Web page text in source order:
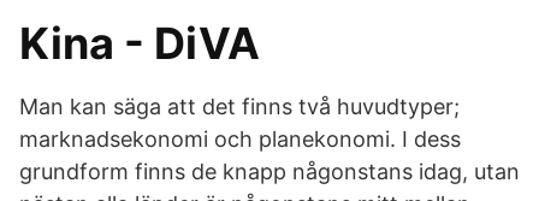
Kina - DiVA
Man kan säga att det finns två huvudtyper;
marknadsekonomi och planekonomi. I dess
grundform finns de knapp någonstans idag, utan